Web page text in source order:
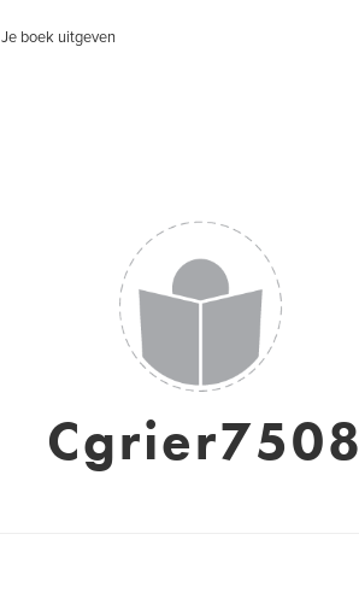
Je boek uitgeven
Cgrier7508